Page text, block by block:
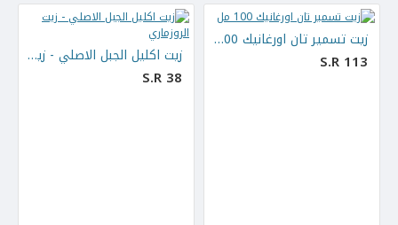
زيت تسمير تان اورغانيك 100 مل
S.R 113 زيت اكليل الجبل الاصلي - زيت الروزماري
S.R 38